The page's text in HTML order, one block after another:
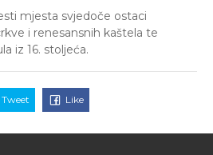
mjesta svjedoče ostaci
i renesansnih kaštela te
iz 16. stoljeća.
Tweet Like